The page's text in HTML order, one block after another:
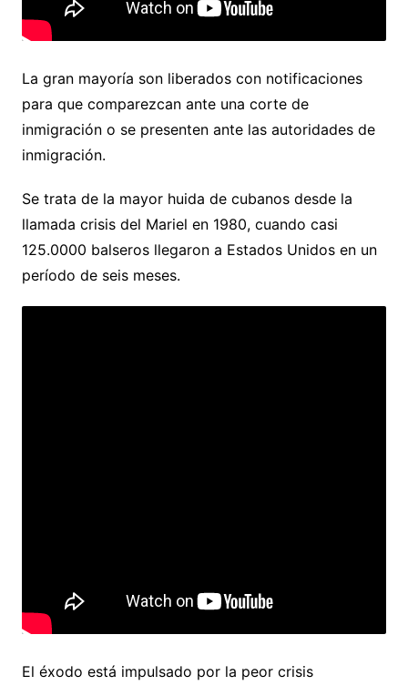
La gran mayoría son liberados con notificaciones
para que comparezcan ante una corte de
inmigración o se presenten ante las autoridades de
inmigración.
Se trata de la mayor huida de cubanos desde la
llamada crisis del Mariel en 1980, cuando casi
125.0000 balseros llegaron a Estados Unidos en un
período de seis meses.
El éxodo está impulsado por la peor crisis